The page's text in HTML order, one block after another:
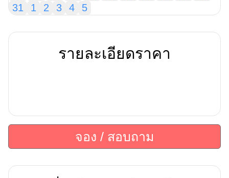
31
1 2 3 4 5
รายละเอียดราคา
จอง / สอบถาม